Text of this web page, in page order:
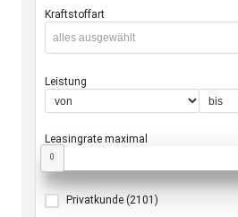
Kraftstoffart
alles ausgewählt
Leistung
Leasingrate maximal
0
Privatkunde (2101)